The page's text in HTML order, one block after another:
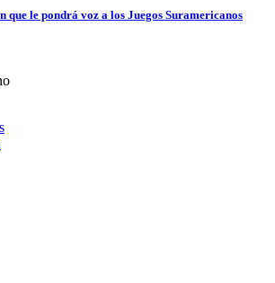
que le pondrá voz a los Juegos Suramericanos